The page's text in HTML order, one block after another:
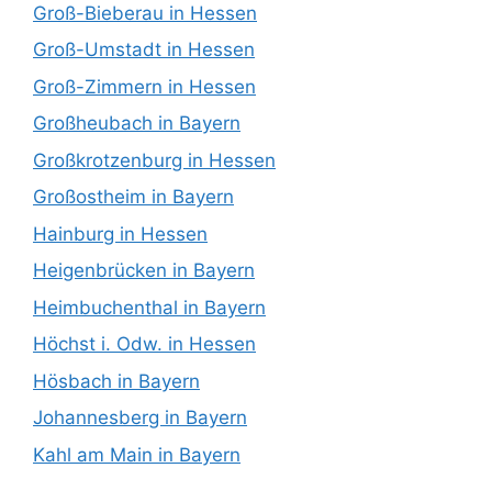
Groß-Bieberau in Hessen
Groß-Umstadt in Hessen
Groß-Zimmern in Hessen
Großheubach in Bayern
Großkrotzenburg in Hessen
Großostheim in Bayern
Hainburg in Hessen
Heigenbrücken in Bayern
Heimbuchenthal in Bayern
Höchst i. Odw. in Hessen
Hösbach in Bayern
Johannesberg in Bayern
Kahl am Main in Bayern